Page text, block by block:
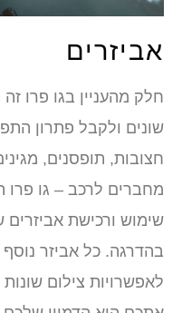
אביזרים
חלק מהעניין בגו פרו
שונים ולקבל פתרון
חצובות, תופסנים,
מחברים לרכב – גו פרו
שימוש ורכישת אביזרים
בהדרגה. כל אביזר
לאפשרויות צילום